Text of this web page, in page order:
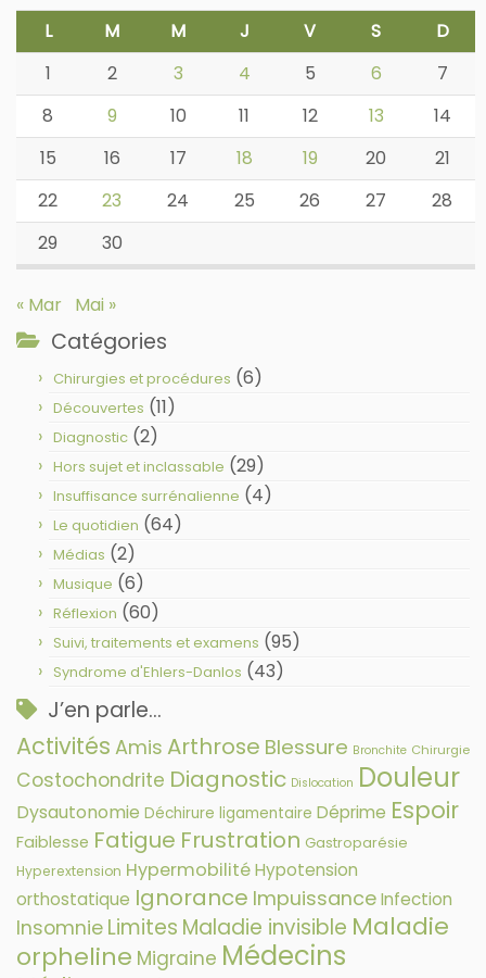
L
M M J V S
D
1
2 3 4 5 6
7
8
9 10 11 12 13
14
15
16 17 18 19 20
21
22
23 24 25 26 27
28
29
30
« Mar Mai »
Catégories
Chirurgies et procédures (6)
Découvertes (11)
Diagnostic (2)
Hors sujet et inclassable (29)
Insuffisance surrénalienne (4)
Le quotidien (64)
Médias (2)
Musique (6)
Réflexion (60)
Suivi, traitements et examens (95)
Syndrome d'Ehlers-Danlos (43)
J’en parle…
Activités Amis Arthrose Blessure Bronchite Chirurgie
Costochondrite Diagnostic Dislocation Douleur
Dysautonomie Déchirure ligamentaire Déprime Espoir
Faiblesse Fatigue Frustration Gastroparésie
Hyperextension HypermobilitéHypotension
orthostatique Ignorance ImpuissanceInfection
Insomnie Limites Maladie invisible Maladie
orpheline Migraine Médecins